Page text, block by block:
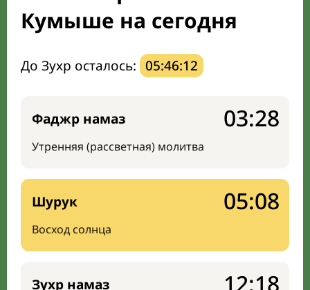
Кумыше на сегодня
До Зухр осталось: 05:46:11
Фаджр намаз
Утренняя (рассветная) молитва
03:28
Шурук
Восход солнца
05:08
Зухр намаз 12:18